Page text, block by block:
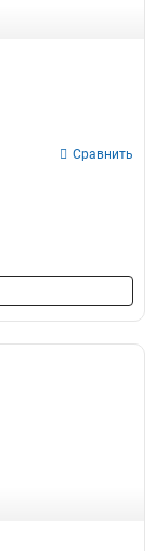
Сравнить